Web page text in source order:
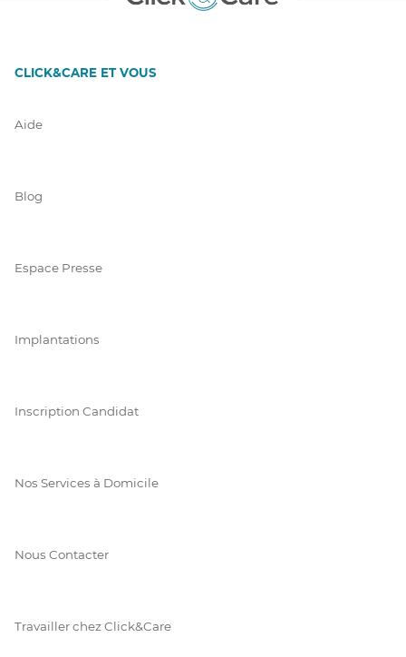
CLICK&CARE ET VOUS
Aide
Blog
Espace Presse
Implantations
Inscription Candidat
Nos Services à Domicile
Nous Contacter
Travailler chez Click&Care